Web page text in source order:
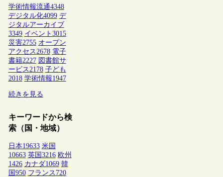
学術情報流通4348
デジタル化4099 デ
ジタルアーカイブ
3349 イベント 3015
災害2755 オープン
アクセス2678 電子
書籍2227 図書館サ
ービス2178 子ども
2018 学術情報1947
続きを見る
キーワードから検
索（国・地域）
日本19633 米国
10663 英国 3216 欧州
1426 カナダ1069 韓
国 950 フランス 720